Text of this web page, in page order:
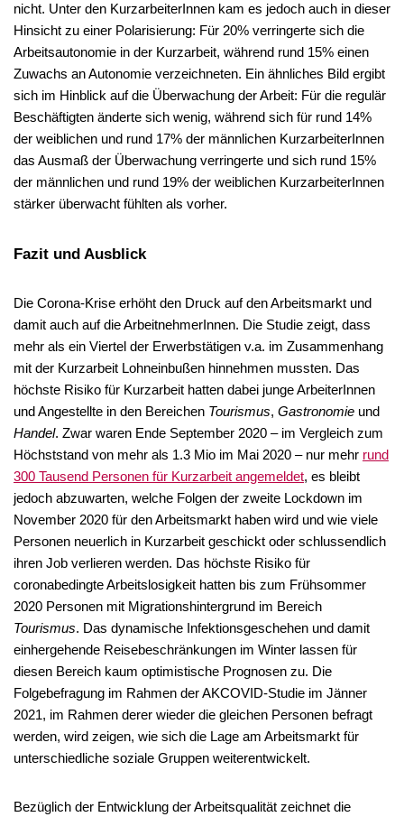
nicht. Unter den KurzarbeiterInnen kam es jedoch auch in dieser
Hinsicht zu einer Polarisierung: Für 20% verringerte sich die
Arbeitsautonomie in der Kurzarbeit, während rund 15% einen
Zuwachs an Autonomie verzeichneten. Ein ähnliches Bild ergibt
sich im Hinblick auf die Überwachung der Arbeit: Für die regulär
Beschäftigten änderte sich wenig, während sich für rund 14%
der weiblichen und rund 17% der männlichen KurzarbeiterInnen
das Ausmaß der Überwachung verringerte und sich rund 15%
der männlichen und rund 19% der weiblichen KurzarbeiterInnen
stärker überwacht fühlten als vorher.
Fazit und Ausblick
Die Corona-Krise erhöht den Druck auf den Arbeitsmarkt und
damit auch auf die ArbeitnehmerInnen. Die Studie zeigt, dass
mehr als ein Viertel der Erwerbstätigen v.a. im Zusammenhang
mit der Kurzarbeit Lohneinbußen hinnehmen mussten. Das
höchste Risiko für Kurzarbeit hatten dabei junge ArbeiterInnen
und Angestellte in den Bereichen Tourismus, Gastronomie und
Handel. Zwar waren Ende September 2020 – im Vergleich zum
Höchststand von mehr als 1.3 Mio im Mai 2020 – nur mehr rund
300 Tausend Personen für Kurzarbeit angemeldet, es bleibt
jedoch abzuwarten, welche Folgen der zweite Lockdown im
November 2020 für den Arbeitsmarkt haben wird und wie viele
Personen neuerlich in Kurzarbeit geschickt oder schlussendlich
ihren Job verlieren werden. Das höchste Risiko für
coronabedingte Arbeitslosigkeit hatten bis zum Frühsommer
2020 Personen mit Migrationshintergrund im Bereich
Tourismus. Das dynamische Infektionsgeschehen und damit
einhergehende Reisebeschränkungen im Winter lassen für
diesen Bereich kaum optimistische Prognosen zu. Die
Folgebefragung im Rahmen der AKCOVID-Studie im Jänner
2021, im Rahmen derer wieder die gleichen Personen befragt
werden, wird zeigen, wie sich die Lage am Arbeitsmarkt für
unterschiedliche soziale Gruppen weiterentwickelt.
Bezüglich der Entwicklung der Arbeitsqualität zeichnet die